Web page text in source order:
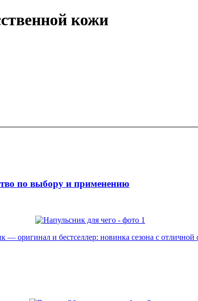
кожи
по выбору и применению
оригинал и бестселлер: новинка сезона с отличной